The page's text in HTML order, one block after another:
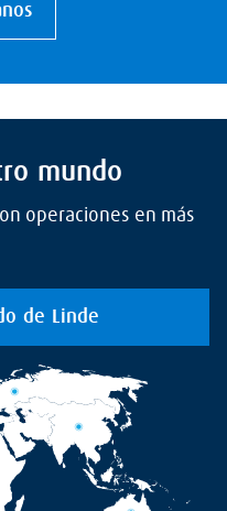
mundo
operaciones en más
de Linde